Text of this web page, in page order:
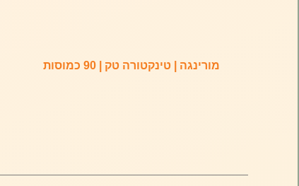
מורינגה | טינקטורה טק | 90 כמוסות